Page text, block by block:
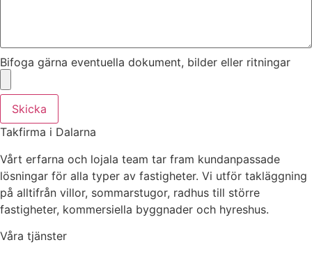
Bifoga gärna eventuella dokument, bilder eller ritningar
Skicka
Takfirma i Dalarna
Vårt erfarna och lojala team tar fram kundanpassade
lösningar för alla typer av fastigheter. Vi utför takläggning
på alltifrån villor, sommarstugor, radhus till större
fastigheter, kommersiella byggnader och hyreshus.
Våra tjänster